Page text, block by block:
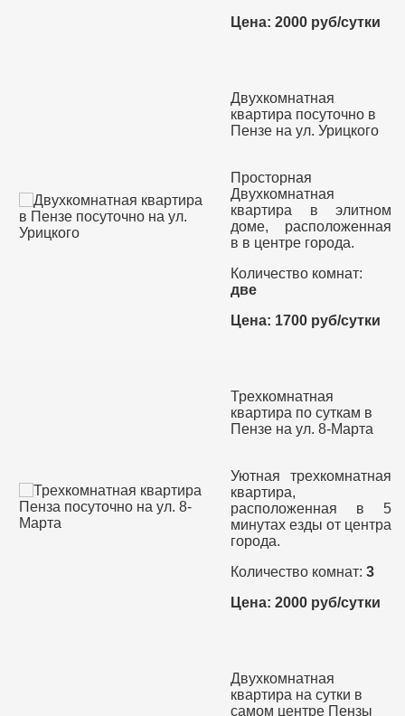
Цена: 2000 руб/сутки
Двухкомнатная
квартира посуточно в
Пензе на ул. Урицкого
Просторная
Двухкомнатная
квартира в элитном
доме, расположенная
в в центре города.
Количество комнат:
две
Цена: 1700 руб/сутки
Трехкомнатная
квартира по суткам в
Пензе на ул. 8-Марта
Уютная трехкомнатная
квартира,
расположенная в 5
минутах езды от центра
города.
Количество комнат: 3
Цена: 2000 руб/сутки
Двухкомнатная
квартира на сутки в
самом центре Пензы